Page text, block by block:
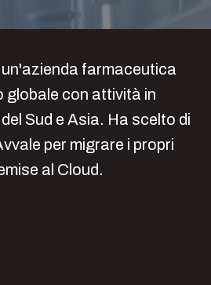
farmaceutica
globale con attività in
Sud e Asia. Ha scelto di
per migrare i propri
al Cloud.